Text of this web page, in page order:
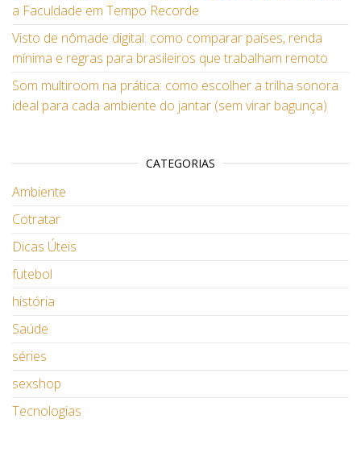
a Faculdade em Tempo Recorde
Visto de nômade digital: como comparar países, renda
mínima e regras para brasileiros que trabalham remoto
Som multiroom na prática: como escolher a trilha sonora
ideal para cada ambiente do jantar (sem virar bagunça)
CATEGORIAS
Ambiente
Cotratar
Dicas Úteis
futebol
história
Saúde
séries
sexshop
Tecnologias